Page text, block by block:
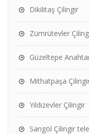
Dikilitaş Çilingir
Zümrütevler
Güzeltepe
Mithatpaşa
Yıldızevler Çilingir
Sarıgöl Çilingir